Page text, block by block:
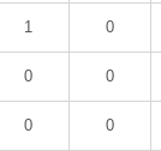
1 0
0 0
0 0